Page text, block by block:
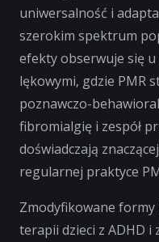
uniwersalność i
szerokim spektrum
efekty obserwuje się
lękowymi, gdzie PMR
poznawczo-
fibromialgię i zespół
doświadczają
regularnej praktyce
Zmodyfikowane formy
terapii dzieci z ADHD